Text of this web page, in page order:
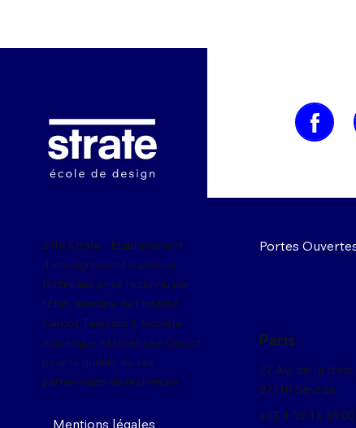
Image
2016 Strate - Établissement
d'enseignement supérieur
technique privé reconnu par
l'État, membre de l'Institut
Carnot Télécom & Société
numérique et labellisée Carnot
pour la qualité de ses
partenariats de recherche.
Mentions légales
Portes
Paris
27 Av, de la
92310 Sèvres
+33 1 59 13 36 00